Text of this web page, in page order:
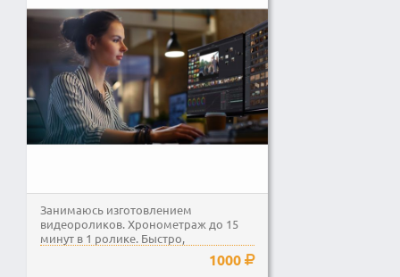
Занимаюсь изготовлением
видеороликов. Хронометраж до 15
минут в 1 ролике. Быстро,
качественно и со вкусом. Исходя из...
1000